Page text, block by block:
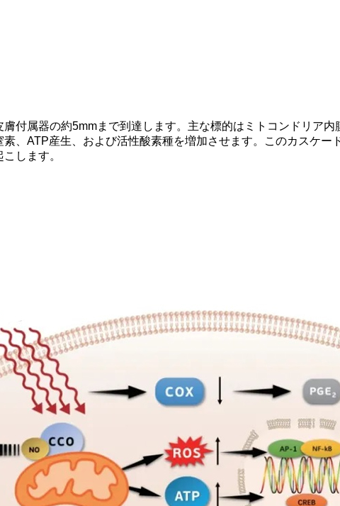
付属器の約5mmまで到達します。主な標的はミトコンドリア
、ATP産生、および活性酸素種を増加させます。このカスケ
します。